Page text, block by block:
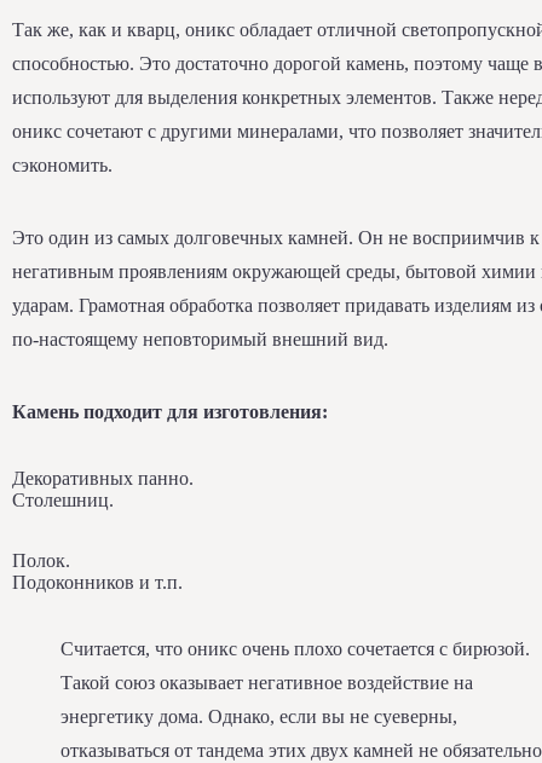
Так же, как и кварц, оникс обладает отличной
способностью. Это достаточно дорогой камень, поэтому чаще
используют для выделения конкретных элементов. Также
оникс сочетают с другими минералами, что позволяет
сэкономить.
Это один из самых долговечных камней. Он не восприимчив к
негативным проявлениям окружающей среды, бытовой химии
ударам. Грамотная обработка позволяет придавать изделиям из
по-настоящему неповторимый внешний вид.
Камень подходит для изготовления:
Декоративных панно.
Столешниц.
Полок.
Подоконников и т.п.
Считается, что оникс очень плохо сочетается с бирюзой.
Такой союз оказывает негативное воздействие на
энергетику дома. Однако, если вы не суеверны,
отказываться от тандема этих двух камней не